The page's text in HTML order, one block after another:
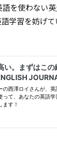
を使わない英
学習を妨げ